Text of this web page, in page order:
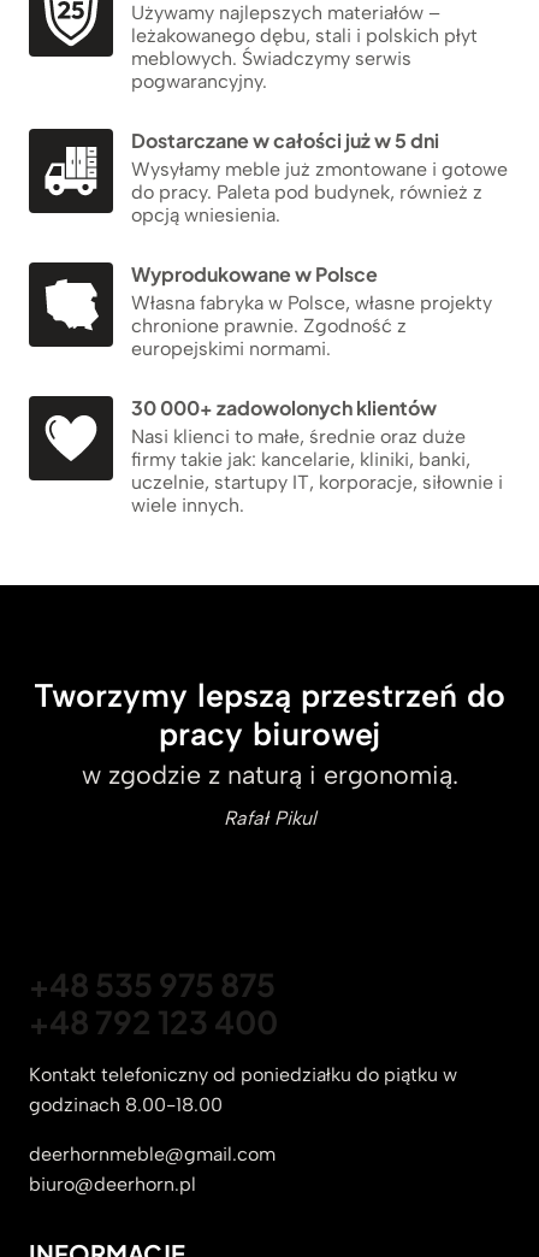
Używamy najlepszych materiałów –
leżakowanego dębu, stali i polskich płyt
meblowych. Świadczymy serwis
pogwarancyjny.
Dostarczane w całości już w 5 dni
Wysyłamy meble już zmontowane i gotowe
do pracy. Paleta pod budynek, również z
opcją wniesienia.
Wyprodukowane w Polsce
Własna fabryka w Polsce, własne projekty
chronione prawnie. Zgodność z
europejskimi normami.
30 000+ zadowolonych klientów
Nasi klienci to małe, średnie oraz duże
firmy takie jak: kancelarie, kliniki, banki,
uczelnie, startupy IT, korporacje, siłownie i
wiele innych.
Tworzymy lepszą przestrzeń do
pracy biurowej
w zgodzie z naturą i ergonomią.
Rafał Pikul
+48 535 975 875
+48 792 123 400
Kontakt telefoniczny od poniedziałku do piątku w
godzinach 8.00-18.00
deerhornmeble@gmail.com
biuro@deerhorn.pl